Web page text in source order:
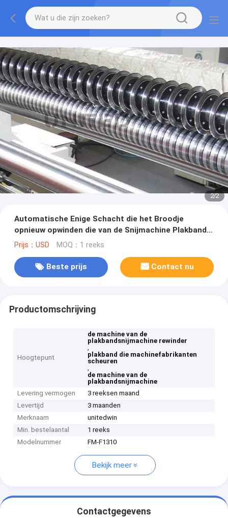
2/2
Automatische Enige Schacht die het Broodje
opnieuw opwinden die van de Snijmachine Plakband
Machine 1300mm maken
Prijs：USD MOQ：1 reeks
Beste prijs Contact nu
Productomschrijving
Hoogtepunt
de machine van de
plakbandsnijmachine rewinder
,
plakband die machinefabrikanten
scheuren
,
de machine van de
plakbandsnijmachine
Levering vermogen
3 reeksen maand
Levertijd
3 maanden
Merknaam
unitedwin
Min. bestelaantal
1 reeks
Modelnummer
FM-F1310
Bekijk meer
Contactgegevens